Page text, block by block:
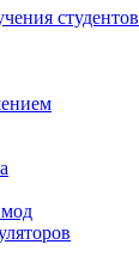
студентов